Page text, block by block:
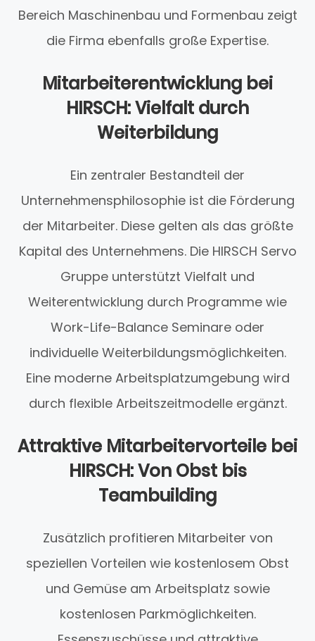
Bereich Maschinenbau und Formenbau zeigt
die Firma ebenfalls große Expertise.
Mitarbeiterentwicklung bei
HIRSCH: Vielfalt durch
Weiterbildung
Ein zentraler Bestandteil der
Unternehmensphilosophie ist die Förderung
der Mitarbeiter. Diese gelten als das größte
Kapital des Unternehmens. Die HIRSCH Servo
Gruppe unterstützt Vielfalt und
Weiterentwicklung durch Programme wie
Work-Life-Balance Seminare oder
individuelle Weiterbildungsmöglichkeiten.
Eine moderne Arbeitsplatzumgebung wird
durch flexible Arbeitszeitmodelle ergänzt.
Attraktive Mitarbeitervorteile bei
HIRSCH: Von Obst bis
Teambuilding
Zusätzlich profitieren Mitarbeiter von
speziellen Vorteilen wie kostenlosem Obst
und Gemüse am Arbeitsplatz sowie
kostenlosen Parkmöglichkeiten.